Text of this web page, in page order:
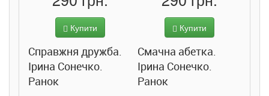
Купити
Справжня дружба.
Ірина Сонечко.
Ранок
Купити
Смачна абетка.
Ірина Сонечко.
Ранок